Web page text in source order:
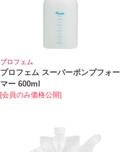
プロフェム
プロフェム スーパーポンプフォー
マー 600ml
[会員のみ価格公開]